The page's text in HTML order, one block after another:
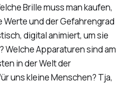
Brille muss man kaufen,
Werte und der Gefahrengrad
digital animiert, um sie
Welche Apparaturen sind am
in der Welt der
uns kleine Menschen? Tja,